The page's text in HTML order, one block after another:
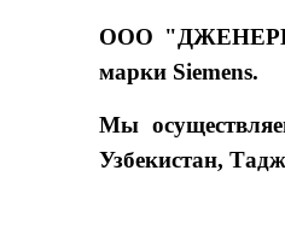
ООО
марки Siemens.
Мы
Узбекистан,